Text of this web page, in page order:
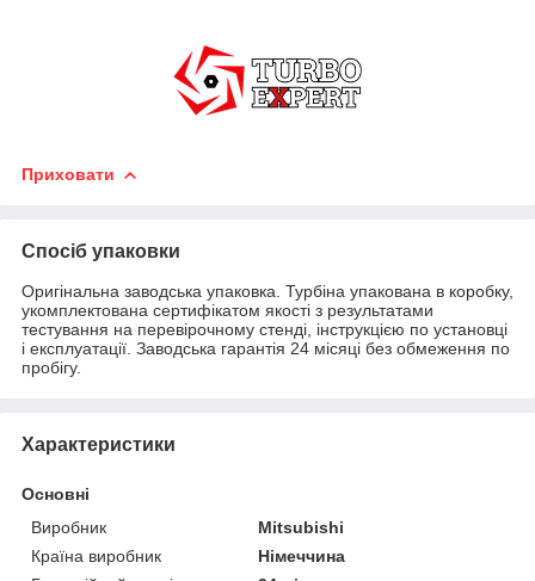
Приховати
Спосіб упаковки
Оригінальна заводська упаковка. Турбіна упакована в коробку,
укомплектована сертифікатом якості з результатами
тестування на перевірочному стенді, інструкцією по установці
і експлуатації. Заводська гарантія 24 місяці без обмеження по
пробігу.
Характеристики
Основні
Виробник
Mitsubishi
Країна виробник
Німеччина